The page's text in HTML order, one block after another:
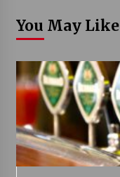
You May Like